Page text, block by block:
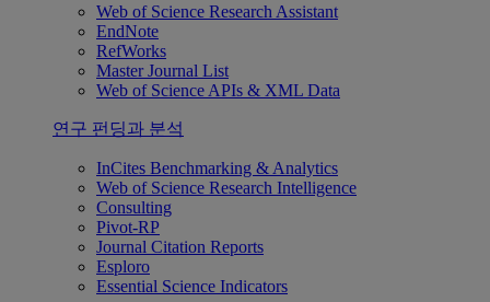
Web of Science Research Assistant
EndNote
RefWorks
Master Journal List
Web of Science APIs & XML Data
연구 펀딩과 분석
InCites Benchmarking & Analytics
Web of Science Research Intelligence
Consulting
Pivot-RP
Journal Citation Reports
Esploro
Essential Science Indicators